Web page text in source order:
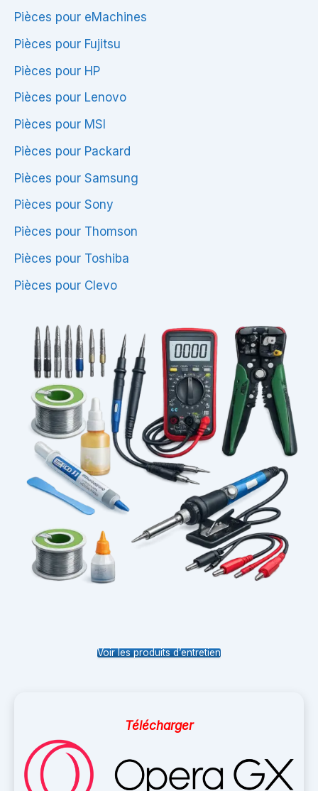
Pièces pour eMachines
Pièces pour Fujitsu
Pièces pour HP
Pièces pour Lenovo
Pièces pour MSI
Pièces pour Packard
Pièces pour Samsung
Pièces pour Sony
Pièces pour Thomson
Pièces pour Toshiba
Pièces pour Clevo
Voir les produits d’entretien
Télécharger